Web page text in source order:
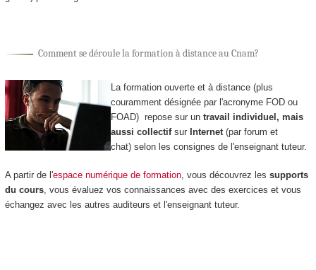
Comment se déroule la formation à distance au Cnam?
La formation ouverte et à distance(plus
couramment désignée par l'acronyme FODou
FOAD) repose sur un travail individuel, mais
aussi collectifsur Internet (par forum et
chat) selon les consignes de l'enseignant tuteur.
A partir de l'espace numérique de formation, vous découvrez les supports
du cours, vous évaluez vos connaissances avec des exercices et vous
échangez avec les autres auditeurs et l'enseignant tuteur.